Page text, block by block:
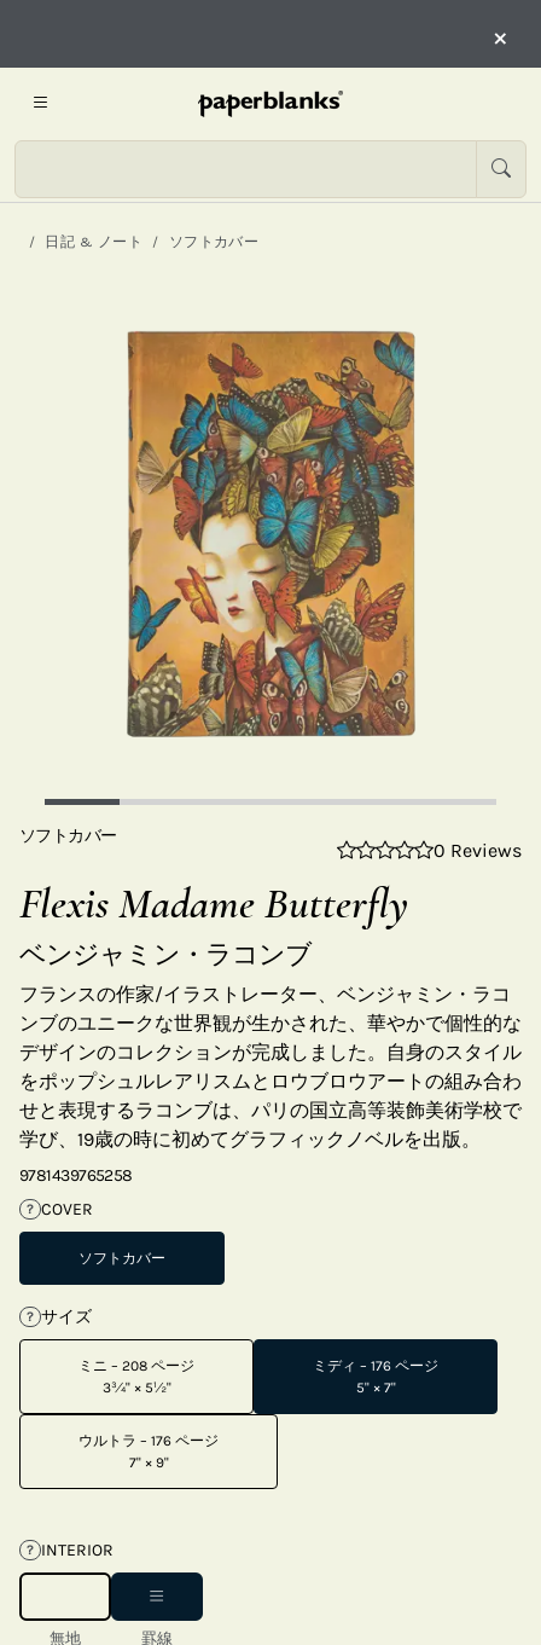
×
日記 & ノート ソフトカバー
ソフトカバー
0 Reviews
Flexis Madame Butterfly
ベンジャミン・ラコンブ
フランスの作家/イラストレーター、ベンジャミン・ラコ
ンブのユニークな世界観が生かされた、華やかで個性的な
デザインのコレクションが完成しました。自身のスタイル
をポップシュルレアリスムとロウブロウアートの組み合わ
せと表現するラコンブは、パリの国立高等装飾美術学校で
学び、19歳の時に初めてグラフィックノベルを出版。
9781439765258
? COVER
ソフトカバー
? サイズ
ミニ – 208 ページ
3¾" × 5½"
ミディ – 176 ページ
5" × 7"
ウルトラ – 176 ページ
7" × 9"
? INTERIOR
無地 罫線